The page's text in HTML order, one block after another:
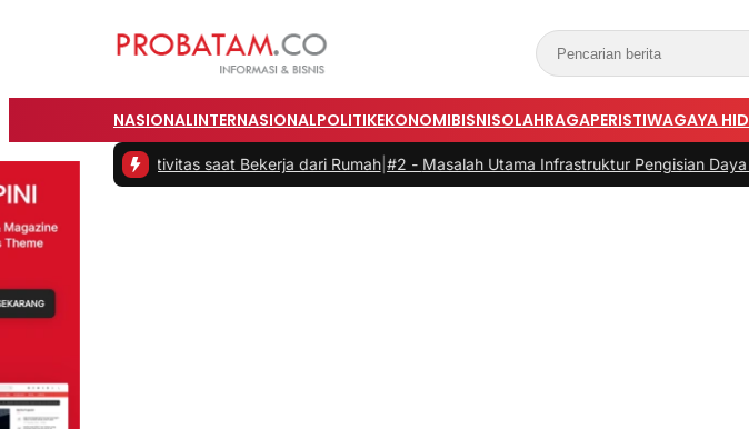
NASIONALINTERNASIONALPOLITIKEKONOMIBISNISOLAHRAGAPERISTIWAGAYA
Produktivitas saat Bekerja dari Rumah|#2 -Masalah Utama Infrastruktur Pengisian Daya untuk